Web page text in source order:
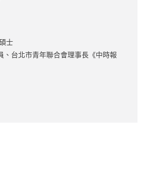
士
、台北市青年聯合會理事長《中時報